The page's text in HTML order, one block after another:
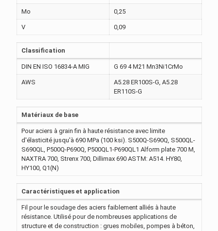
Mo 0,25
V 0,09
Classification
DIN EN ISO 16834-A MIG G 69 4 M21 Mn3Ni1CrMo
AWS
A5.28 ER100S-G, A5.28
ER110S-G
Matériaux de base
Pour aciers à grain fin à haute résistance avec limite
d'élasticité jusqu'à 690 MPa (100 ksi). S500Q-S690Q, S500QL-
S690QL, P500Q-P690Q, P500QL1-P690QL1 Alform plate 700 M,
NAXTRA 700, Strenx 700, Dillimax 690 ASTM: A514. HY80,
HY100, Q1(N)
Caractéristiques et application
Fil pour le soudage des aciers faiblement alliés à haute
résistance. Utilisé pour de nombreuses applications de
structure et de construction : grues mobiles, pompes à béton,